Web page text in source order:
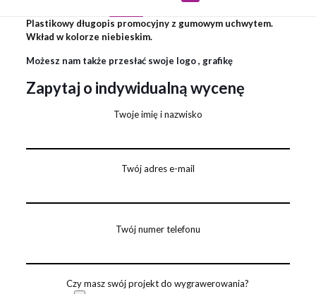
Plastikowy długopis promocyjny z gumowym uchwytem.
Wkład w kolorze niebieskim.
Możesz nam także przesłać swoje logo , grafikę
Zapytaj o indywidualną wycenę
Twoje imię i nazwisko
Twój adres e-mail
Twój numer telefonu
Czy masz swój projekt do wygrawerowania?